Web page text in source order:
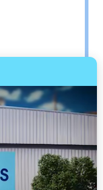
sommier
Avec les
sur ses
petit matin.